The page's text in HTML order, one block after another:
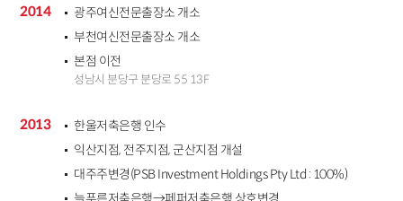
2014
광주여신전문출장소 개소
부천여신전문출장소 개소
본점 이전
성남시 분당구 분당로 55 13F
2013
한울저축은행 인수
익산지점, 전주지점, 군산지점 개설
대주주변경(PSB Investment Holdings Pty Ltd : 100%)